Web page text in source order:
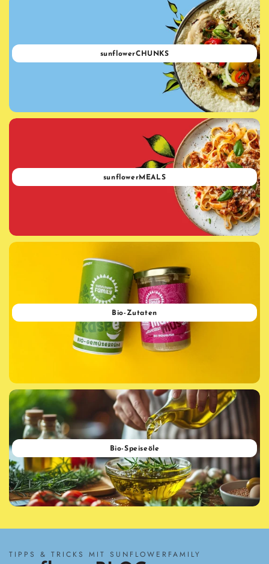
sunflowerCHUNKS
sunflowerMEALS
Bio-Zutaten
Bio-Speise­öle
TIPPS & TRICKS MIT SUNFLOWERFAMILY